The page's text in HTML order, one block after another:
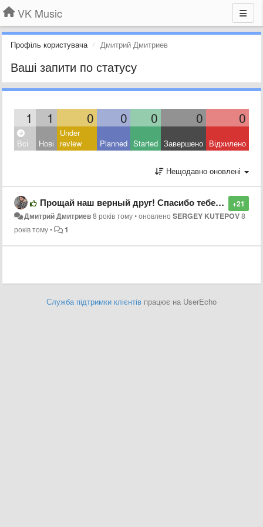
VK Music
Профіль користувача Дмитрий Дмитриев
Ваші запити по статусу
1 1 0 0 0 0 0
Всі Нові
Under
review
Planned Started Завершено Відхилено
Нещодавно оновлені
+21
Прощай наш верный друг! Спасибо тебе за все. Пусть земля тебе будет пухом.
Дмитрий Дмитриев8 років тому•оновленоSERGEY KUTEPOV8
років тому• 1
Служба підтримки клієнтів працює на UserEcho